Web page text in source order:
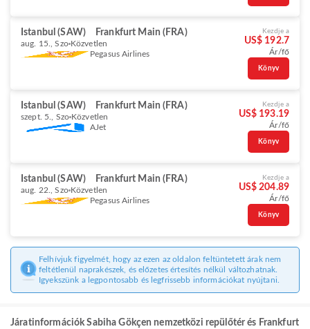
Istanbul (SAW) Frankfurt Main (FRA)
aug. 15., Szo Közvetlen
Pegasus Airlines
Kezdje a
US$ 192.7
Ár/fő
Könyv
Istanbul (SAW) Frankfurt Main (FRA)
szept. 5., Szo Közvetlen
AJet
Kezdje a
US$ 193.19
Ár/fő
Könyv
Istanbul (SAW) Frankfurt Main (FRA)
aug. 22., Szo Közvetlen
Pegasus Airlines
Kezdje a
US$ 204.89
Ár/fő
Könyv
Felhívjuk figyelmét, hogy az ezen az oldalon feltüntetett árak nem
feltétlenül naprakészek, és előzetes értesítés nélkül változhatnak.
Igyekszünk a legpontosabb és legfrissebb információkat nyújtani.
Járatinformációk Sabiha Gökçen nemzetközi repülőtér és Frankfurt